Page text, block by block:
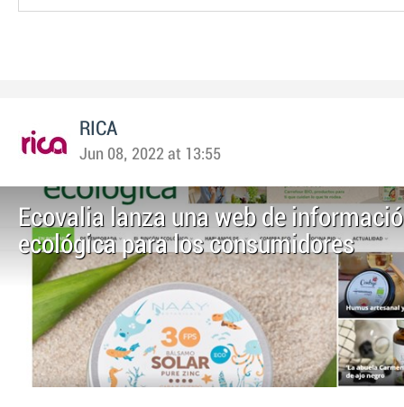
RICA
Jun 08, 2022 at 13:55
Ecovalia lanza una web de
ecológica para los consumidores